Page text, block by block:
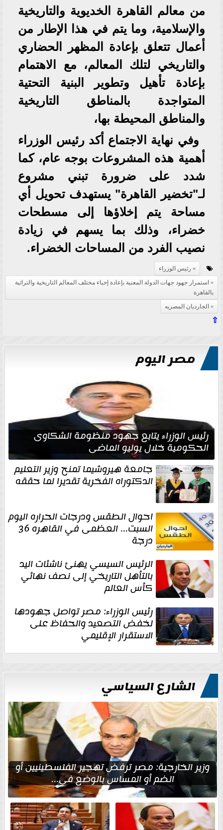
من معالم القاهرة الخديوية والتاريخية
والإسلامية، وما يتم في هذا الإطار من
أعمال تتعلق بإعادة المظهر الحضاري
والتاريخي لتلك المعالم، مع الاهتمام
بإعادة تأهيل وتطوير البنية التحتية
المتواجدة بالمناطق التاريخية
والمناطق المحيطة بها،
وفي نهاية الاجتماع أكد رئيس الوزراء
أهمية هذه المشروعات بوجه عام، كما
شدد على ضرورة تبني مشروع
لـ"تخضير القاهرة" يستهدف تحويل أي
مساحة يتم إخلاؤها إلى مسطحات
خضراء، وذلك بما يسهم في زيادة
نصيب الفرد من المساحات الخضراء.
رئيس الوزراء
استمرار جهود جهات الدولة المعنية بإعادة إحياء مختلف المعالم التاريخية والتراثية
بالقاهرة
الجارديان المصريه
⇧
مصر اليوم
رئيس الوزراء يتابع جهود منظومة الشكاوى
الحكومية خلال يوليو الماضي
جامعة هيروشيما تمنح وزير التعليم
الدكتوراه الفخرية تقديرا لما حققه
احوال الطقس ودرجات الحراره اليوم
السبت... العظمى في القاهره 36
درجة
الرئيس السيسي يهنئ ناشئات اليد
بالتأهل التاريخي إلى نصف نهائي
كأس العالم
رئيس الوزراء: مصر تواصل جهودها
لخفض التصعيد والحفاظ على
الاستقرار الإقليمي
الشارع السياسي
وزير الخارجية: مصر ترفض تهجير الفلسطينيين أو
الضم أو المساس بالوضع في...